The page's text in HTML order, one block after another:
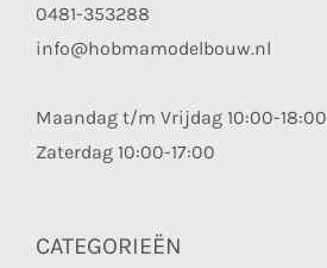
0481-353288
info@hobmamodelbouw.nl
Maandag t/m Vrijdag 10:00-18:00
Zaterdag 10:00-17:00
CATEGORIEËN